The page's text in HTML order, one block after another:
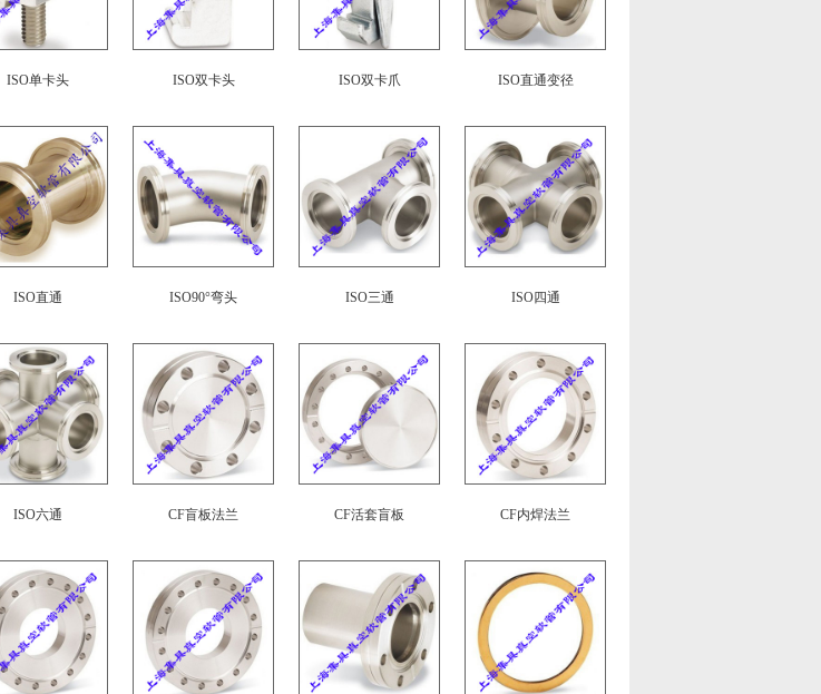
ISO单卡头 ISO双卡头 ISO双卡爪 ISO直通变径
ISO直通 ISO90°弯头 ISO三通 ISO四通
ISO六通 CF盲板法兰 CF活套盲板 CF内焊法兰